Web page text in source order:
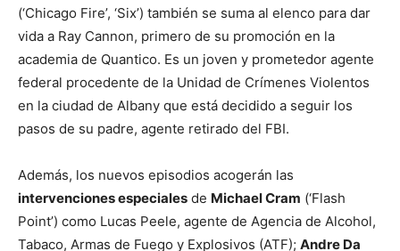
(‘Chicago Fire’, ‘Six’) también se suma al elenco para dar
vida a Ray Cannon, primero de su promoción en la
academia de Quantico. Es un joven y prometedor agente
federal procedente de la Unidad de Crímenes Violentos
en la ciudad de Albany que está decidido a seguir los
pasos de su padre, agente retirado del FBI.
Además, los nuevos episodios acogerán las
intervenciones especiales de Michael Cram (‘Flash
Point’) como Lucas Peele, agente de Agencia de Alcohol,
Tabaco, Armas de Fuego y Explosivos (ATF); Andre Da